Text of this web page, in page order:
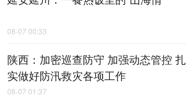
08-07 00:33
陕西：加密巡查防守 加强动态管控 扎
实做好防汛救灾各项工作
08-07 01:37